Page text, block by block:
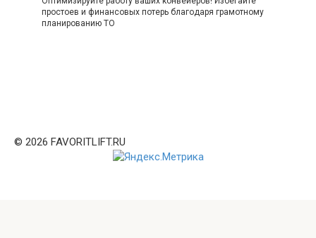
простоев и финансовых потерь благодаря грамотному
планированию ТО
© 2026 FAVORITLIFT.RU